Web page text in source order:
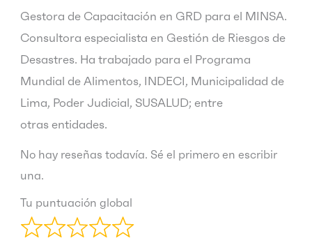
Gestora de Capacitación en GRD para el MINSA.
Consultora especialista en Gestión de Riesgos de
Desastres. Ha trabajado para el Programa
Mundial de Alimentos, INDECI, Municipalidad de
Lima, Poder Judicial, SUSALUD; entre
otras entidades.
No hay reseñas todavía. Sé el primero en escribir
una.
Tu puntuación global